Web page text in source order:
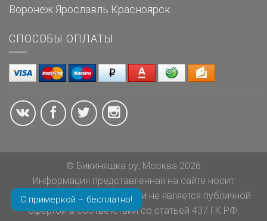
Воронеж Ярославль Красноярск
СПОСОБЫ ОПЛАТЫ
С примеркой – бесплатно!
© Бикиняшка.ру, Москва 2026
Информация представленная на сайте носит
ознакомительный характер и не является публичной
офертой в соответствии со статьей 437 ГК РФ.